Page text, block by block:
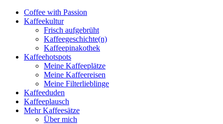
Coffee with Passion
Kaffeekultur
Frisch aufgebrüht
Kaffeegeschichte(n)
Kaffeepinakothek
Kaffeehotspots
Meine Kaffeeplätze
Meine Kaffeereisen
Meine Filterlieblinge
Kaffeeduden
Kaffeeplausch
Mehr Kaffeesätze
Über mich